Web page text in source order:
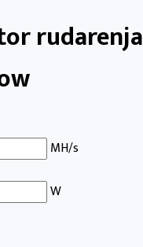
rudarenja
MH/s
W